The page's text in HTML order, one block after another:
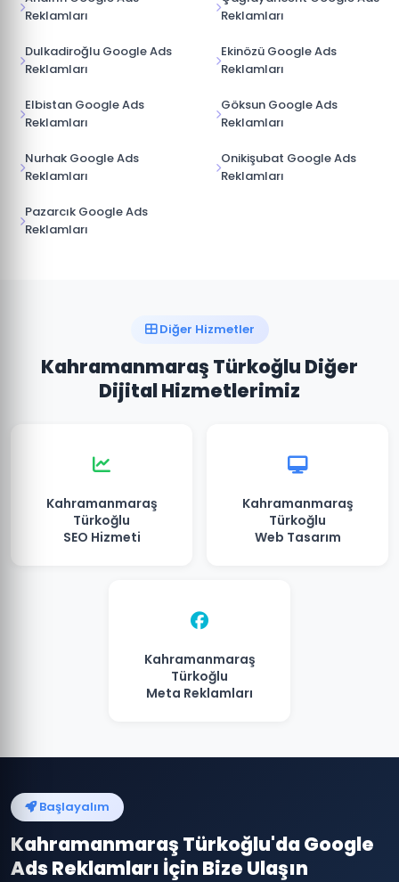
Reklamları
Reklamları
Dulkadiroğlu Google Ads
Reklamları
Ekinözü Google Ads
Reklamları
Elbistan Google Ads
Reklamları
Göksun Google Ads
Reklamları
Nurhak Google Ads
Reklamları
Onikişubat Google Ads
Reklamları
Pazarcık Google Ads
Reklamları
Diğer Hizmetler
Kahramanmaraş Türkoğlu Diğer
Dijital Hizmetlerimiz
Kahramanmaraş
Türkoğlu
SEO Hizmeti
Kahramanmaraş
Türkoğlu
Web Tasarım
Kahramanmaraş
Türkoğlu
Meta Reklamları
Başlayalım
Kahramanmaraş Türkoğlu'da Google
Ads Reklamları İçin Bize Ulaşın